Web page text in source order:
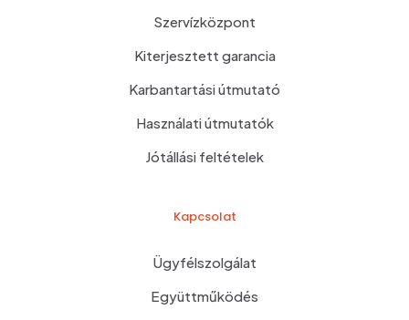
Szervízközpont
Kiterjesztett garancia
Karbantartási útmutató
Használati útmutatók
Jótállási feltételek
Kapcsolat
Ügyfélszolgálat
Együttműködés